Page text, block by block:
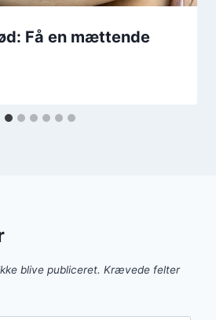
Få en mættende
blive publiceret. Krævede felter